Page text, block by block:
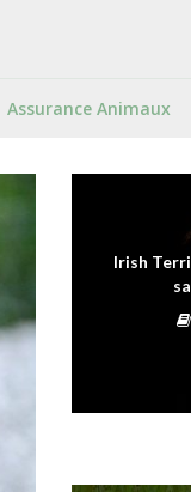
Assurance Animaux
Irish